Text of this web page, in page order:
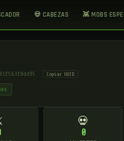
💀 CABEZAS 👾 MOBS
Copiar UUID
💀
0